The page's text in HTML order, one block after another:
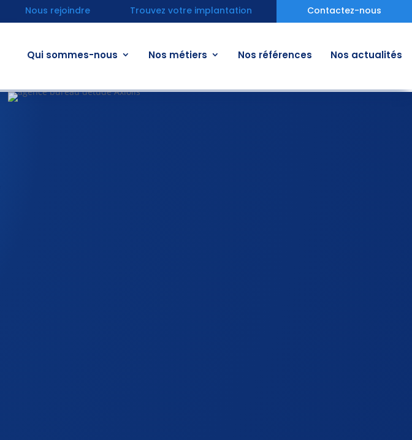
Nous rejoindre Trouvez votre implantation Contactez-nous
Qui sommes-nous Nos métiers Nos références Nos actualités